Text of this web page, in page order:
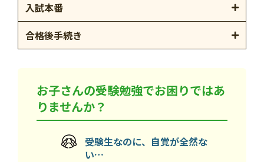
入試本番
合格後手続き
お子さんの受験勉強でお困りではあ
りませんか？
受験生なのに、自覚が全然な
い…